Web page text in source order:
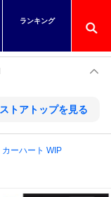
ストアトップを見る
カーハート WIP
ランキング